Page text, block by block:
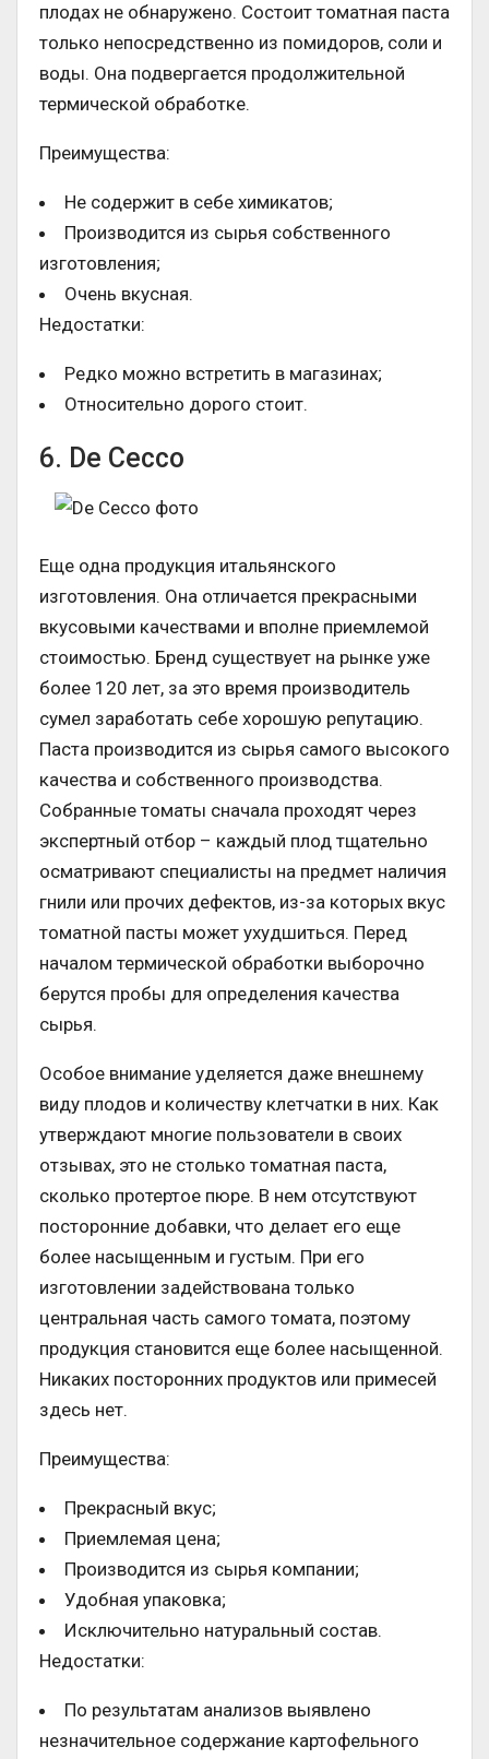
плодах не обнаружено. Состоит томатная паста
только непосредственно из помидоров, соли и
воды. Она подвергается продолжительной
термической обработке.
Преимущества:
Не содержит в себе химикатов;
Производится из сырья собственного
изготовления;
Очень вкусная.
Недостатки:
Редко можно встретить в магазинах;
Относительно дорого стоит.
6. De Cecco
Еще одна продукция итальянского
изготовления. Она отличается прекрасными
вкусовыми качествами и вполне приемлемой
стоимостью. Бренд существует на рынке уже
более 120 лет, за это время производитель
сумел заработать себе хорошую репутацию.
Паста производится из сырья самого высокого
качества и собственного производства.
Собранные томаты сначала проходят через
экспертный отбор – каждый плод тщательно
осматривают специалисты на предмет наличия
гнили или прочих дефектов, из-за которых вкус
томатной пасты может ухудшиться. Перед
началом термической обработки выборочно
берутся пробы для определения качества
сырья.
Особое внимание уделяется даже внешнему
виду плодов и количеству клетчатки в них. Как
утверждают многие пользователи в своих
отзывах, это не столько томатная паста,
сколько протертое пюре. В нем отсутствуют
посторонние добавки, что делает его еще
более насыщенным и густым. При его
изготовлении задействована только
центральная часть самого томата, поэтому
продукция становится еще более насыщенной.
Никаких посторонних продуктов или примесей
здесь нет.
Преимущества:
Прекрасный вкус;
Приемлемая цена;
Производится из сырья компании;
Удобная упаковка;
Исключительно натуральный состав.
Недостатки:
По результатам анализов выявлено
незначительное содержание картофельного